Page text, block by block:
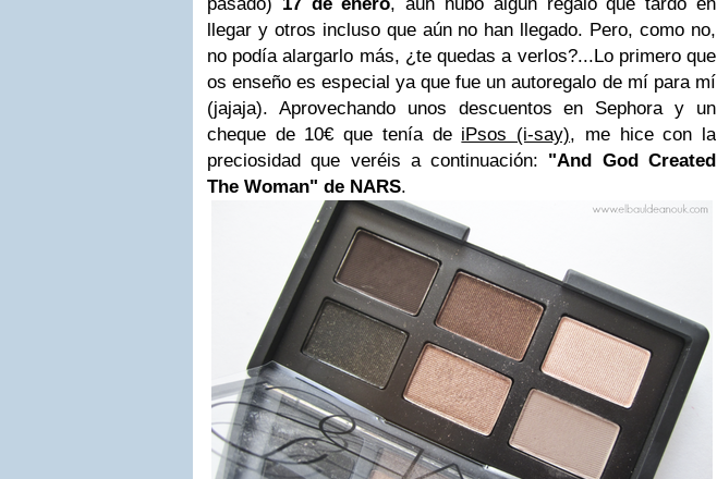
llegar y otros incluso que aún no han llegado. Pero, como no,
no podía alargarlo más, ¿te quedas a verlos?...Lo primero que
os enseño es especial ya que fue un autoregalo de mí para mí
(jajaja). Aprovechando unos descuentos en Sephora y un
cheque de 10€ que tenía de iPsos (i-say), me hice con la
preciosidad que veréis a continuación: "And God Created
The Woman" de NARS.